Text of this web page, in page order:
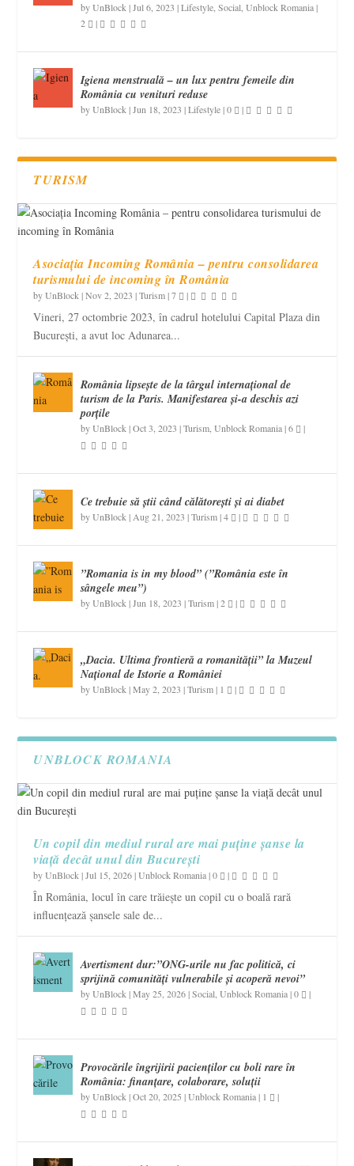
byUnBlock |Jul 6, 2023 |Lifestyle ,Social ,Unblock Romania|
2
|
Igiena menstruală – un lux pentru femeile din
România cu venituri reduse
byUnBlock |Jun 18, 2023 |Lifestyle|0 |
TURISM
Asociația Incoming România – pentru consolidarea
turismului de incoming în România
byUnBlock |Nov 2, 2023 |Turism|7 |
Vineri, 27 octombrie 2023, în cadrul hotelului Capital Plaza din
București, a avut loc Adunarea...
România lipsește de la târgul internațional de
turism de la Paris. Manifestarea și-a deschis azi
porțile
byUnBlock |Oct 3, 2023 |Turism ,Unblock Romania|6 |
Ce trebuie să știi când călătorești și ai diabet
byUnBlock | Aug 21, 2023 |Turism|4 |
”Romania is in my blood” (”România este în
sângele meu”)
byUnBlock |Jun 18, 2023 |Turism|2 |
„Dacia. Ultima frontieră a romanității” la Muzeul
Național de Istorie a României
byUnBlock |May 2, 2023 |Turism| 1 |
UNBLOCK ROMANIA
Un copil din mediul rural are mai puține șanse la
viață decât unul din București
byUnBlock |Jul 15, 2026|Unblock Romania|0 |
În România, locul în care trăiește un copil cu o boală rară
influențează șansele sale de...
Avertisment dur:”ONG-urile nu fac politică, ci
sprijină comunități vulnerabile și acoperă nevoi”
byUnBlock |May 25, 2026|Social ,Unblock Romania|0 |
Provocările îngrijirii pacienților cu boli rare în
România: finanțare, colaborare, soluții
byUnBlock |Oct 20, 2025 |Unblock Romania| 1 |